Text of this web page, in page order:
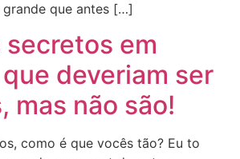
que antes […]
secretos em
deveriam ser
mas não são!
como é que vocês tão? Eu to